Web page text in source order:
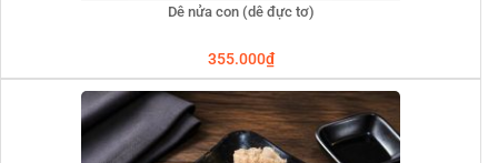
Dê nửa con (dê đực tơ)
355.000₫